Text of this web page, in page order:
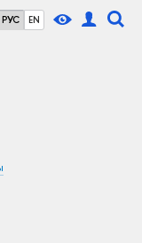
РУС EN